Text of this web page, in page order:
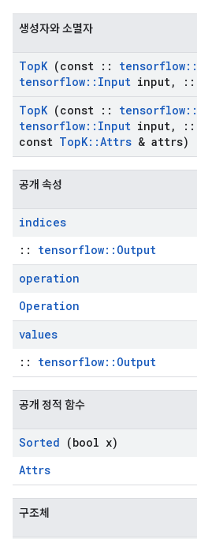
생성자와 소멸자
TopK(const :: tensorflow::
tensorflow:: Input input, ::
TopK(const :: tensorflow::
tensorflow:: Input input, ::
const TopK::Attrs & attrs)
공개 속성
indices
:: tensorflow::Output
operation
Operation
values
:: tensorflow::Output
공개 정적 함수
Sorted (bool x)
Attrs
구조체